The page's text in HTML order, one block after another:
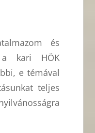
és
a kari HÖK
e témával
teljes